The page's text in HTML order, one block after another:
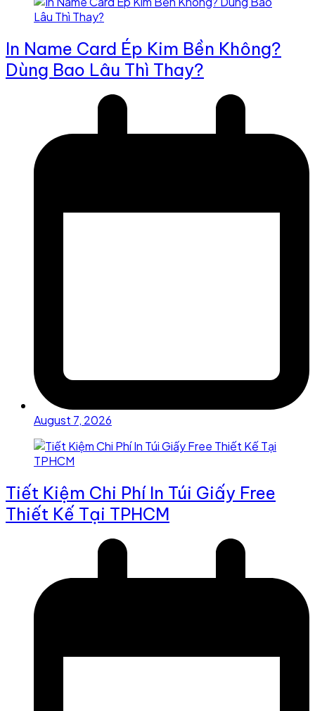
In Name Card Ép Kim Bền Không?
Dùng Bao Lâu Thì Thay?
August 7, 2026
Tiết Kiệm Chi Phí In Túi Giấy Free
Thiết Kế Tại TPHCM